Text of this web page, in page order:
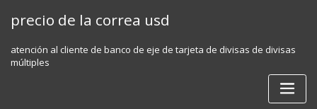
precio de la correa usd
atención al cliente de banco de eje de tarjeta de divisas de divisas
múltiples